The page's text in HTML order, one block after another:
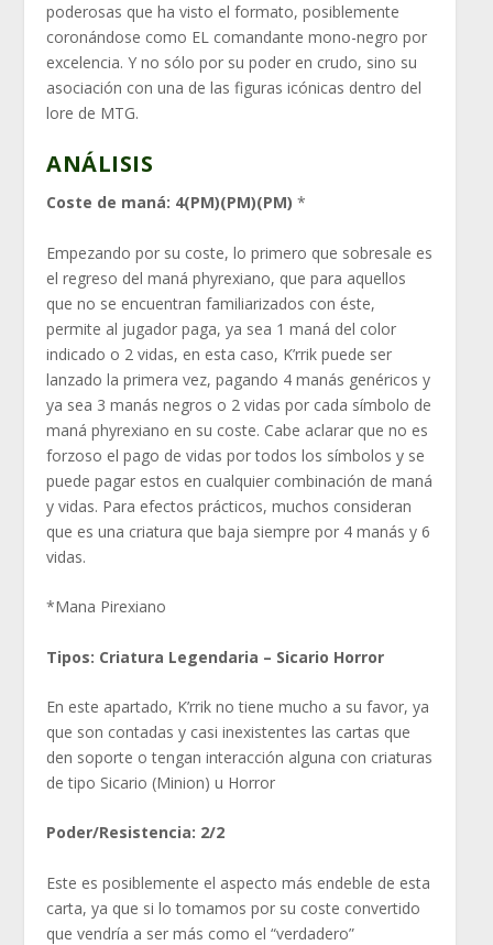
poderosas que ha visto el formato, posiblemente
coronándose como EL comandante mono-negro por
excelencia. Y no sólo por su poder en crudo, sino su
asociación con una de las figuras icónicas dentro del
lore de MTG.
ANÁLISIS
Coste de maná: 4(PM)(PM)(PM)*
Empezando por su coste, lo primero que sobresale es
el regreso del maná phyrexiano, que para aquellos
que no se encuentran familiarizados con éste,
permite al jugador paga, ya sea 1 maná del color
indicado o 2 vidas, en esta caso, K’rrik puede ser
lanzado la primera vez, pagando 4 manás genéricos y
ya sea 3 manás negros o 2 vidas por cada símbolo de
maná phyrexiano en su coste. Cabe aclarar que no es
forzoso el pago de vidas por todos los símbolos y se
puede pagar estos en cualquier combinación de maná
y vidas. Para efectos prácticos, muchos consideran
que es una criatura que baja siempre por 4 manás y 6
vidas.
*Mana Pirexiano
Tipos: Criatura Legendaria – Sicario Horror
En este apartado, K’rrik no tiene mucho a su favor, ya
que son contadas y casi inexistentes las cartas que
den soporte o tengan interacción alguna con criaturas
de tipo Sicario (Minion) u Horror
Poder/Resistencia: 2/2
Este es posiblemente el aspecto más endeble de esta
carta, ya que si lo tomamos por su coste convertido
que vendría a ser más como el “verdadero”